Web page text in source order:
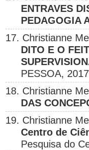
ENTRAVES
PEDAGOGIA
17. Christianne
DITO E O
PESSOA,
18. Christianne
DAS
19. Christianne
Centro de
Pesquisa do